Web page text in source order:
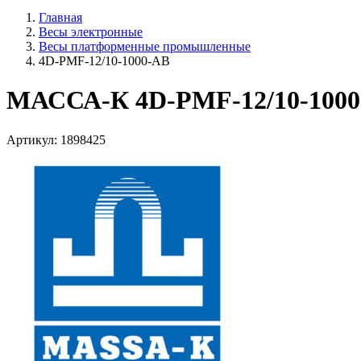
Главная
Весы электронные
Весы платформенные промышленные
4D-PMF-12/10-1000-AB
МАССА-К 4D-PMF-12/10-
Артикул: 1898425